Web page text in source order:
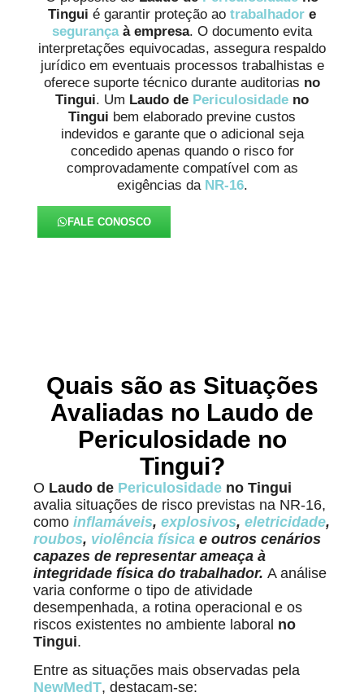
Tingui é garantir proteção ao trabalhador e
segurançaà empresa. O documento evita
interpretações equivocadas, assegura respaldo
jurídico em eventuais processos trabalhistas e
oferece suporte técnico durante auditorias no
Tingui. Um Laudo de Periculosidade no
Tingui bem elaborado previne custos
indevidos e garante que o adicional seja
concedido apenas quando o risco for
comprovadamente compatível com as
exigências da NR-16.
FALE CONOSCO
Quais são as Situações
Avaliadas no Laudo de
Periculosidade no
Tingui?
O Laudo de Periculosidade no Tingui
avalia situações de risco previstas na NR-16,
comoinflamáveis,explosivos,eletricidade,
roubos, violência física e outros cenários
capazes de representar ameaça à
integridade física do trabalhador. A análise
varia conforme o tipo de atividade
desempenhada, a rotina operacional e os
riscos existentes no ambiente laboral no
Tingui.
Entre as situações mais observadas pela
NewMedT, destacam-se: